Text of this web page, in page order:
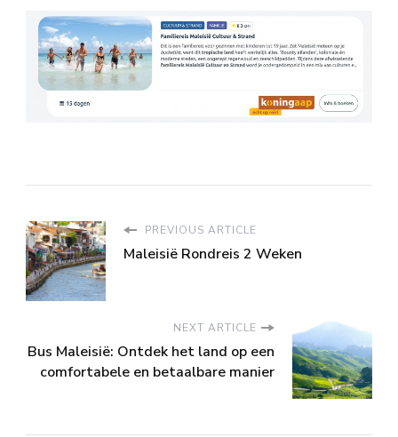
PREVIOUS ARTICLE
Maleisië Rondreis 2 Weken
NEXT ARTICLE
Bus Maleisië: Ontdek het land op een
comfortabele en betaalbare manier